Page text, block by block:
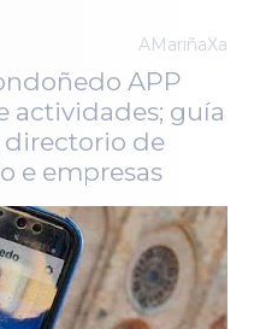
AMariñaXa
APP
actividades; guía
directorio de
e empresas